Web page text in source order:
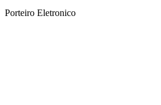
Porteiro Eletronico